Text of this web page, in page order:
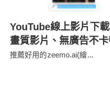
YouTube線上影片下
畫質影片、無廣告不
推薦好用的zeemo.ai(繪...